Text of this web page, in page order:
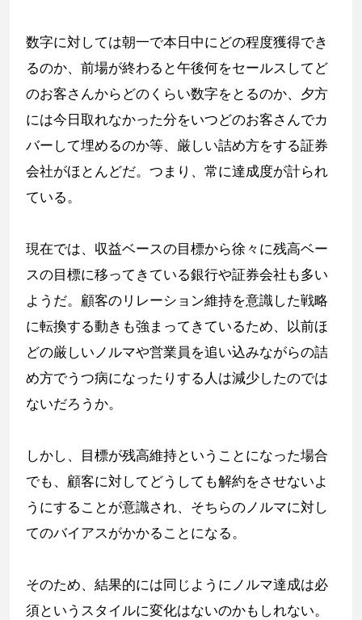
数字に対しては朝一で本日中にどの程度獲得でき
るのか、前場が終わると午後何をセールスしてど
のお客さんからどのくらい数字をとるのか、夕方
には今日取れなかった分をいつどのお客さんでカ
バーして埋めるのか等、厳しい詰め方をする証券
会社がほとんどだ。つまり、常に達成度が計られ
ている。
現在では、収益ベースの目標から徐々に残高ベー
スの目標に移ってきている銀行や証券会社も多い
ようだ。顧客のリレーション維持を意識した戦略
に転換する動きも強まってきているため、以前ほ
どの厳しいノルマや営業員を追い込みながらの詰
め方でうつ病になったりする人は減少したのでは
ないだろうか。
しかし、目標が残高維持ということになった場合
でも、顧客に対してどうしても解約をさせないよ
うにすることが意識され、そちらのノルマに対し
てのバイアスがかかることになる。
そのため、結果的には同じようにノルマ達成は必
須というスタイルに変化はないのかもしれない。